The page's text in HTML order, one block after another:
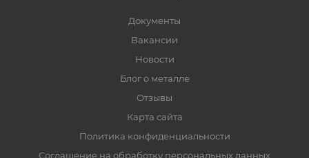
Документы
Вакансии
Новости
Блог о металле
Отзывы
Карта сайта
Политика конфиденциальности
Соглашение на обработку персональных данных